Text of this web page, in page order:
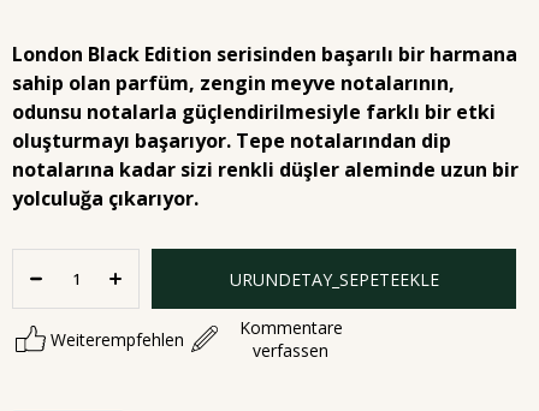
London Black Edition serisinden başarılı bir harmana
sahip olan parfüm, zengin meyve notalarının,
odunsu notalarla güçlendirilmesiyle farklı bir etki
oluşturmayı başarıyor. Tepe notalarından dip
notalarına kadar sizi renkli düşler aleminde uzun bir
yolculuğa çıkarıyor.
Weiterempfehlen
Kommentare
verfassen